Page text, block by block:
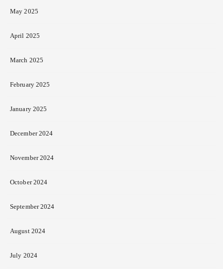
May 2025
April 2025
March 2025
February 2025
January 2025
December 2024
November 2024
October 2024
September 2024
August 2024
July 2024